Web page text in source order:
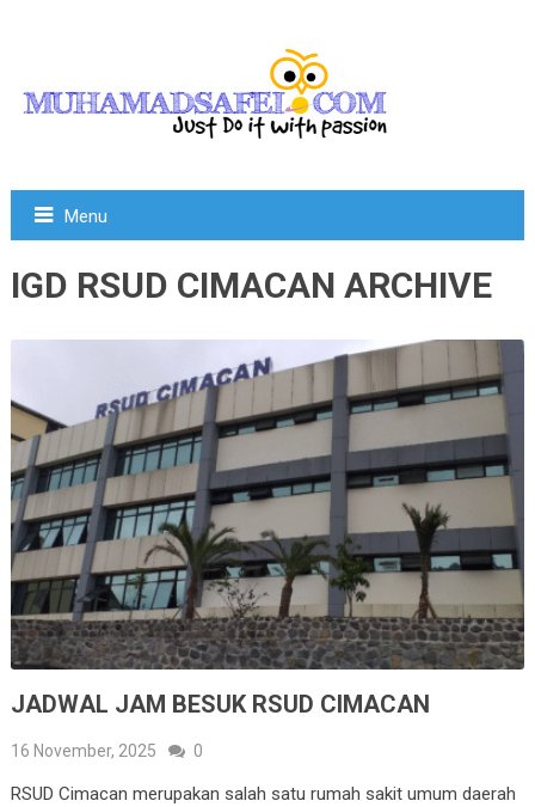
Menu
IGD RSUD CIMACAN ARCHIVE
JADWAL JAM BESUK RSUD CIMACAN
16 November, 2025 0
RSUD Cimacan merupakan salah satu rumah sakit umum daerah